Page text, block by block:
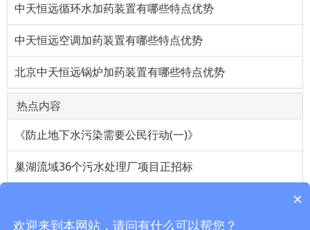
中天恒远循环水加药装置有哪些特点优势
中天恒远空调加药装置有哪些特点优势
北京中天恒远锅炉加药装置有哪些特点优势
热点内容
《防止地下水污染需要公民行动(一)》
巢湖流域36个污水处理厂项目正招标
×
欢迎来到本网站，请问有什么可以帮您？